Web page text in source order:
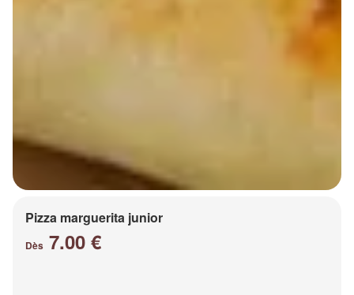
Pizza marguerita junior
Dès 7.00 €